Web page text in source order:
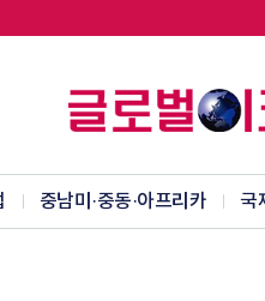
중남미·중동·아프리카 국